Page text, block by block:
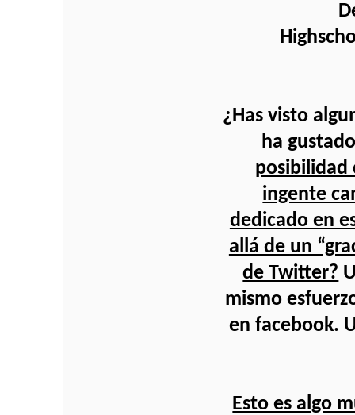
¿Has visto
ha
posibilidad
ingente
dedicado en
allá de un
de Twitter?
mismo
en facebook.
Esto es algo